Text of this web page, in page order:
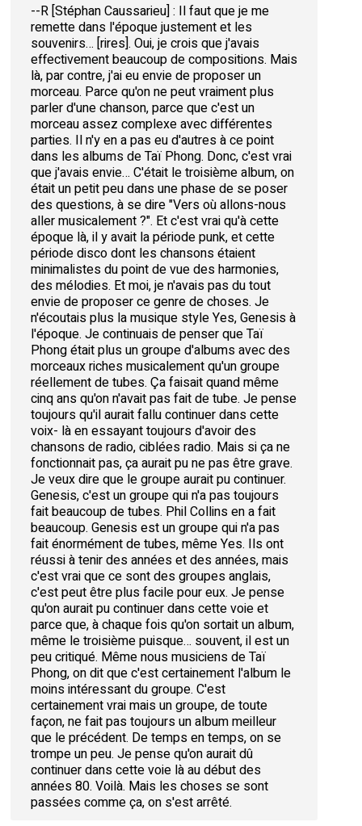
--R [Stéphan Caussarieu] : Il faut que je me
remette dans l'époque justement et les
souvenirs… [rires]. Oui, je crois que j'avais
effectivement beaucoup de compositions. Mais
là, par contre, j'ai eu envie de proposer un
morceau. Parce qu'on ne peut vraiment plus
parler d'une chanson, parce que c'est un
morceau assez complexe avec différentes
parties. Il n'y en a pas eu d'autres à ce point
dans les albums de Taï Phong. Donc, c'est vrai
que j'avais envie… C'était le troisième album, on
était un petit peu dans une phase de se poser
des questions, à se dire "Vers où allons-nous
aller musicalement ?". Et c'est vrai qu'à cette
époque là, il y avait la période punk, et cette
période disco dont les chansons étaient
minimalistes du point de vue des harmonies,
des mélodies. Et moi, je n'avais pas du tout
envie de proposer ce genre de choses. Je
n'écoutais plus la musique style Yes, Genesis à
l'époque. Je continuais de penser que Taï
Phong était plus un groupe d'albums avec des
morceaux riches musicalement qu'un groupe
réellement de tubes. Ça faisait quand même
cinq ans qu'on n'avait pas fait de tube. Je pense
toujours qu'il aurait fallu continuer dans cette
voix- là en essayant toujours d'avoir des
chansons de radio, ciblées radio. Mais si ça ne
fonctionnait pas, ça aurait pu ne pas être grave.
Je veux dire que le groupe aurait pu continuer.
Genesis, c'est un groupe qui n'a pas toujours
fait beaucoup de tubes. Phil Collins en a fait
beaucoup. Genesis est un groupe qui n'a pas
fait énormément de tubes, même Yes. Ils ont
réussi à tenir des années et des années, mais
c'est vrai que ce sont des groupes anglais,
c'est peut être plus facile pour eux. Je pense
qu'on aurait pu continuer dans cette voie et
parce que, à chaque fois qu'on sortait un album,
même le troisième puisque… souvent, il est un
peu critiqué. Même nous musiciens de Taï
Phong, on dit que c'est certainement l'album le
moins intéressant du groupe. C'est
certainement vrai mais un groupe, de toute
façon, ne fait pas toujours un album meilleur
que le précédent. De temps en temps, on se
trompe un peu. Je pense qu'on aurait dû
continuer dans cette voie là au début des
années 80. Voilà. Mais les choses se sont
passées comme ça, on s'est arrêté.